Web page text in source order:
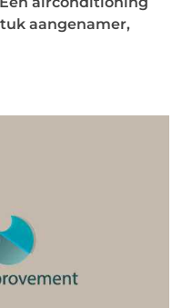
aangenamer,